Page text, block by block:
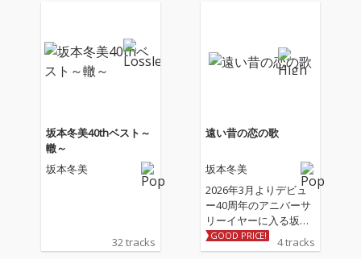
坂本冬美40thベスト～
轍～
坂本冬美
32 tracks
遠い昔の恋の歌
坂本冬美
2026年3月よりデビュ
ー40周年のアニバーサ
リーイヤーに入る坂本
冬美の記念シングル 収
録される表題曲「遠い
GOOD PRICE! 4 tracks